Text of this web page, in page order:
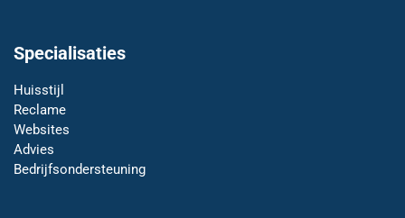
Specialisaties
Huisstijl
Reclame
Websites
Advies
Bedrijfsondersteuning